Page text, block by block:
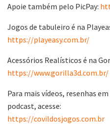
Apoie também pelo PicPay:
Jogos de tabuleiro é na
https://playeasy.com.br/
Acessórios Realísticos é na
https://www.gorilla3d.com.br/
Para mais vídeos, resenhas
podcast, acesse:
https://covildosjogos.com.br